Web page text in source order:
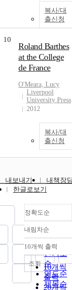
복사/대
출신청
10
Roland Barthes
at the College
de France
O'Meara, Lucy
Liverpool
University Press
2012
복사/대
출신청
내보내기
내책장
한글로보기
정확도순
정확도
순
인기도
순
연도순
제목순
내림차순
내림차
10개씩 출력
10개씩
출력
20개씩
조회